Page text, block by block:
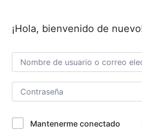
¡Hola, bienvenido de
Mantenerme conectado